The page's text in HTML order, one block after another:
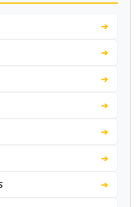
➔
➔
➔
➔
➔
➔
➔